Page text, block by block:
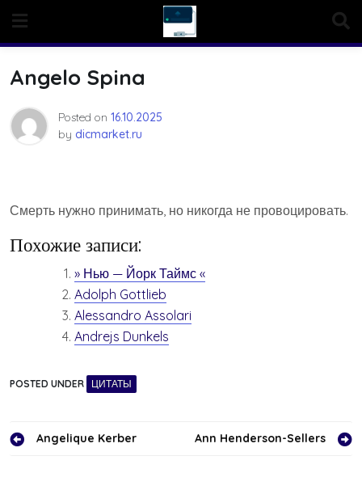
content
Angelo Spina
Posted on 16.10.2025
by dicmarket.ru
Смерть нужно принимать, но никогда не провоцировать.
Похожие записи:
» Нью — Йорк Таймс «
Adolph Gottlieb
Alessandro Assolari
Andrejs Dunkels
POSTED UNDER ЦИТАТЫ
Навигация
Angelique Kerber Ann Henderson-Sellers